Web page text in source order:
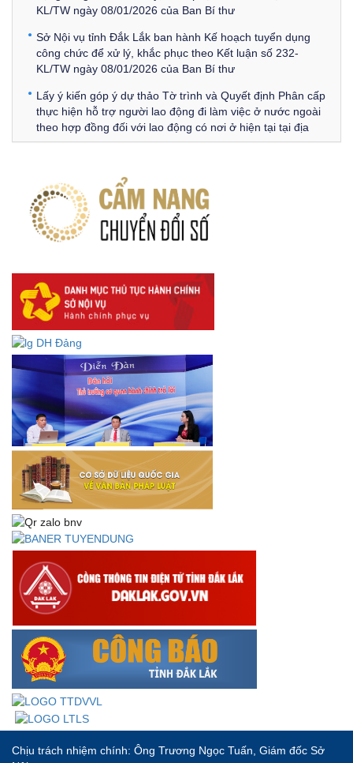
KL/TW ngày 08/01/2026 của Ban Bí thư
Sở Nội vụ tỉnh Đắk Lắk ban hành Kế hoạch tuyển dụng
công chức để xử lý, khắc phục theo Kết luận số 232-
KL/TW ngày 08/01/2026 của Ban Bí thư
Lấy ý kiến góp ý dự thảo Tờ trình và Quyết định Phân cấp
thực hiện hỗ trợ người lao động đi làm việc ở nước ngoài
theo hợp đồng đối với lao động có nơi ở hiện tại tại địa
phương
hiện quy định về người lao động nước ngoài làm việc trên
địa bàn tỉnh Đắk Lắk theo trình tự, thủ tục rút gọn trong
xây dựng, ban hành văn bản quy phạm pháp luật
Góp ý dự thảo Thông tư quy định nghiệp vụ lưu trữ tài liệu
DANH SÁCH HỒ SƠ CÁN BỘ ĐI B TỈNH ĐĂK LẮK -
Lấy ý kiến dự thảo Quyết định quy phạm pháp luật quy
định về thành lập, tổ chức và hoạt động của tổ chức phối
hợp liên ngành
Thông báo về việc tải biểu mẫu báo cáo kết quả 06 năm
thực hiện Nghị quyết số 18-NQ/TW và Nghị quyết số 19-
NQ/TW
Thư chúc mừng của Bộ trưởng Bộ Nội vụ nhân dịp kỷ
niệm 78 năm Ngày thành lập Bộ Nội vụ, Ngày truyền
thống ngành Tổ chức nhà nước (28/8/1945-28/8/2023)
Thông báo về việc đăng tải Bộ câu hỏi và gợi ý trả lời Hội
thi dân vận khéo năm 2023
Chịu trách nhiệm chính: Ông Trương Ngọc Tuấn, Giám đốc Sở